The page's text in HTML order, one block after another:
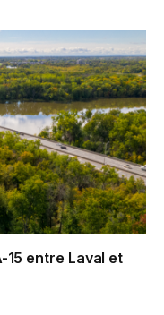
15 entre Laval et